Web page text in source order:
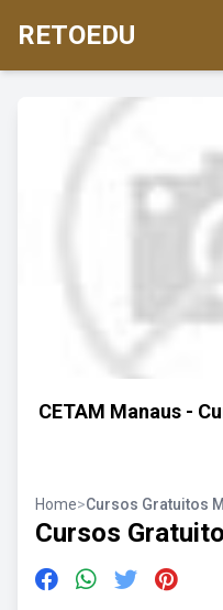
RETOEDU
CETAM Manaus -
Home>Cursos Gratuitos
Cursos